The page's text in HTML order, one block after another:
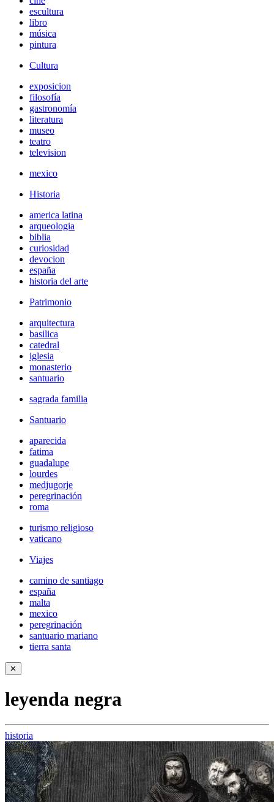
escultura
libro
música
pintura
Cultura
exposicion
filosofía
gastronomía
literatura
museo
teatro
television
mexico
Historia
america latina
arqueologia
biblia
curiosidad
devocion
españa
historia del arte
Patrimonio
arquitectura
basilica
catedral
iglesia
monasterio
santuario
sagrada familia
Santuario
aparecida
fatima
guadalupe
lourdes
medjugorje
peregrinación
roma
turismo religioso
vaticano
Viajes
camino de santiago
españa
malta
mexico
peregrinación
santuario mariano
tierra santa
✕
leyenda negra
historia